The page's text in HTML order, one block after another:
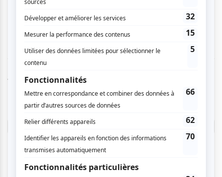
Vous devez être connecté pour
donner un avis.
Connectez-vous ici.